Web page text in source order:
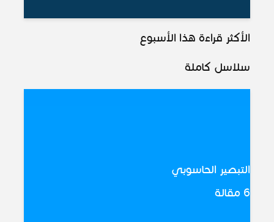
الأكثر قراءة هذا الأسبوع
سلاسل كاملة
التبصير الحاسوبي
6 مقالة